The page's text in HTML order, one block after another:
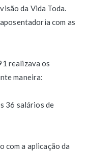
da Vida Toda.
com as
realizava os
maneira:
36 salários de
com a aplicação da